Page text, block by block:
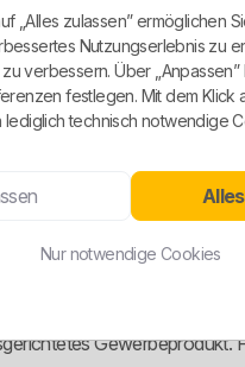
mit Wärmestrombedarf.
Nähe, persönlicher
Stadtwerke-Image
Gewerbe- und
regio genannt. Diese
„Alles zulassen” ermöglichen
Nutzungserlebnis zu
verbessern. Über
festlegen. Mit dem Klick
lediglich technisch notwendige
Nur notwendige Cookies